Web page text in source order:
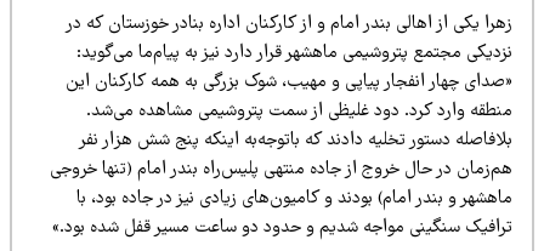
یکی از اهالی بندر امام و از کارکنان اداره بنادر خوزستان که در
مجتمع پتروشیمی ماهشهر قرار دارد نیز به پیام‌ما می‌گوید:
چهار انفجار پیاپی و مهیب، شوک بزرگی به همه کارکنان این
وارد کرد. دود غلیظی از سمت پتروشیمی مشاهده می‌شد.
دستور تخلیه دادند که باتوجه‌به اینکه پنج شش هزار نفر
در حال خروج از جاده منتهی پلیس‌راه بندر امام (تنها خروجی
و بندر امام) بودند و کامیون‌های زیادی نیز در جاده بود، با
سنگینی مواجه شدیم و حدود دو ساعت مسیر قفل شده بود.»